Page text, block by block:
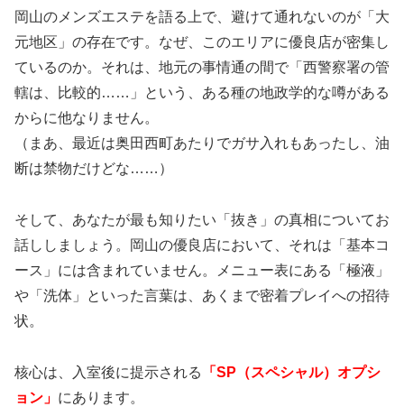
岡山のメンズエステを語る上で、避けて通れないのが「大
元地区」の存在です。なぜ、このエリアに優良店が密集し
ているのか。それは、地元の事情通の間で「西警察署の管
轄は、比較的……」という、ある種の地政学的な噂がある
からに他なりません。
（まあ、最近は奥田西町あたりでガサ入れもあったし、油
断は禁物だけどな……）
そして、あなたが最も知りたい「抜き」の真相についてお
話ししましょう。岡山の優良店において、それは「基本コ
ース」には含まれていません。メニュー表にある「極液」
や「洗体」といった言葉は、あくまで密着プレイへの招待
状。
核心は、入室後に提示される
「SP（スペシャル）オプシ
ョン」 にあります。